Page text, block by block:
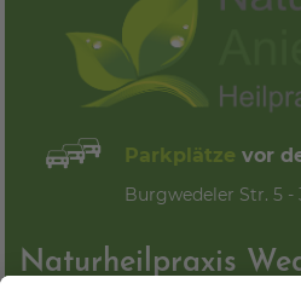
Parkplätzevor
Burgwedeler Str. 5 -
Naturheilpraxis